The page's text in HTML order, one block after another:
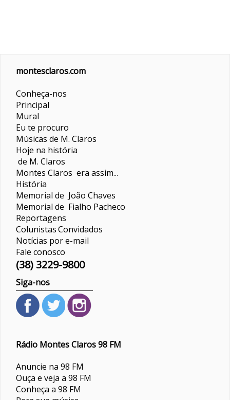
montesclaros.com
Conheça-nos
Principal
Mural
Eu te procuro
Músicas de M. Claros
Hoje na história
de M. Claros
Montes Claros era assim...
História
Memorial de João Chaves
Memorial de Fialho Pacheco
Reportagens
ColunistasConvidados
Notícias por e-mail
Fale conosco
(38) 3229-9800
Siga-nos
Rádio Montes Claros 98 FM
Anuncie na 98 FM
Ouça e veja a 98 FM
Conheça a 98 FM